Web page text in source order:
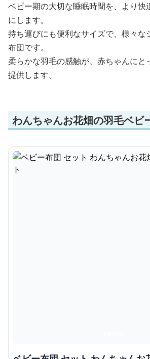
ベビー期の大切な睡眠時間を、より快
にします。
持ち運びにも便利なサイズで、様々な
布団です。
柔らかな羽毛の感触が、赤ちゃんにと
提供します。
わんちゃんお花畑の羽毛ベビ